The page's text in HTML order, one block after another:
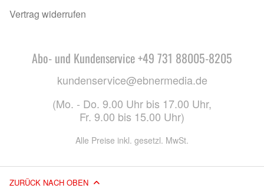
Vertrag widerrufen
Abo- und Kundenservice +49 731 88005-8205
kundenservice@ebnermedia.de
(Mo. - Do. 9.00 Uhr bis 17.00 Uhr,
Fr. 9.00 bis 15.00 Uhr)
Alle Preise inkl. gesetzl. MwSt.
ZURÜCK NACH OBEN